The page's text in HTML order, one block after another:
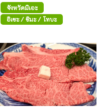
จังหวัดมิเอะ
อิเซะ / ชิมะ / โทบะ